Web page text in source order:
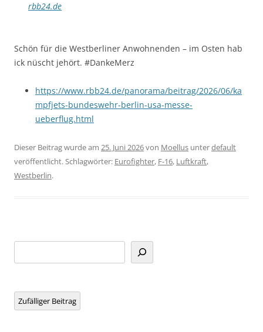
rbb24.de
Schön für die Westberliner Anwohnenden – im Osten hab
ick nüscht jehört. #DankeMerz
https://www.rbb24.de/panorama/beitrag/2026/06/ka
mpfjets-bundeswehr-berlin-usa-messe-
ueberflug.html
Dieser Beitrag wurde am 25. Juni 2026von Moellus unterdefault
veröffentlicht. Schlagwörter: Eurofighter, F-16, Luftkraft,
Westberlin.
Zufälliger Beitrag